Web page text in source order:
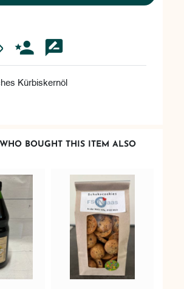
Kürbiskernöl
BOUGHT THIS ITEM ALSO